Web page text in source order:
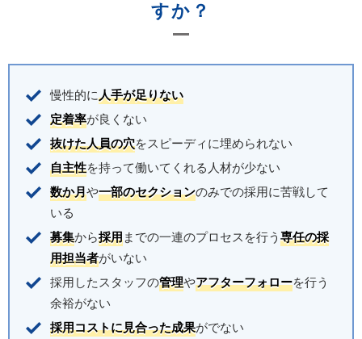
すか？
慢性的に人手が足りない
定着率が良くない
抜けた人員の穴をスピーディに埋められない
自主性を持って働いてくれる人材が少ない
数か月や一部のセクションのみでの採用に苦戦して
いる
募集から採用までの一連のプロセスを行う 専任の採
用担当者がいない
採用したスタッフの管理やアフターフォローを行う
余裕がない
採用コストに見合った成果がでない